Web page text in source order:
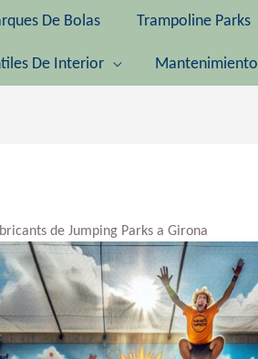
De Bolas Trampoline Parks
De Interior Mantenimiento
de Jumping Parks a Girona